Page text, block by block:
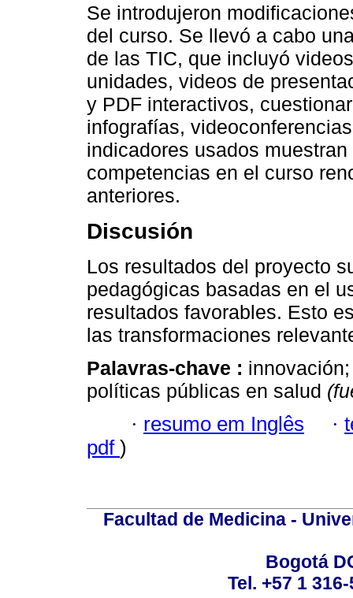
Se introdujeron
del curso. Se llevó a cabo
de las TIC, que incluyó
unidades, videos de
y PDF interactivos,
infografías,
indicadores usados
competencias en el curso
anteriores.
Discusión
Los resultados del proyecto
pedagógicas basadas en el
resultados favorables. Esto
las transformaciones
Palavras-chave :
políticas públicas en salud
· resumo em Inglês ·
pdf )
Facultad de Medicina -
Bogotá
Tel. +57 1